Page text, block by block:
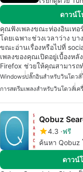
ดาวน์
คุณฟังเพลงขณะท่องอินเทอ
โดยเฉพาะช่วงเวลาว่าง บ
ขณะอ่านเรื่องหรือไปที่
เพลงของคุณเปิดอยู่เบื้องห
Firefox ช่วยให้คุณสามารถ
Windowsปลั๊กอินสำหรับวินโดวส์
การสตรีมเพลงสำหรับวินโดวส์เค
Qobuz
4.3 ฟรี
ค้นหา Qobuz
ดาวน์